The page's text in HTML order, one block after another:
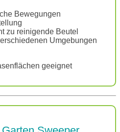
Bewegungen
zu reinigende Beutel
Umgebungen
geeignet